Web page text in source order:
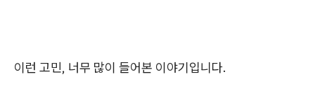
이런 고민, 너무 많이 들어본 이야기입니다.